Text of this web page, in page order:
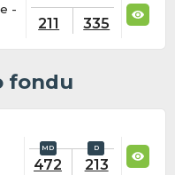
-
211 335
fondu
472 213